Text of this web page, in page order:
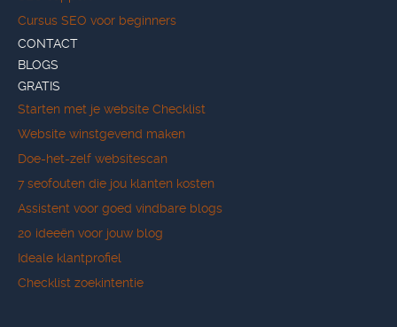
Cursus SEO voor beginners
CONTACT
BLOGS
GRATIS
Starten met je website Checklist
Website winstgevend maken
Doe-het-zelf websitescan
7 seofouten die jou klanten kosten
Assistent voor goed vindbare blogs
20 ideeën voor jouw blog
Ideale klantprofiel
Checklist zoekintentie